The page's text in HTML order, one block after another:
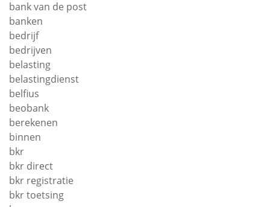
bank van de post
banken
bedrijf
bedrijven
belasting
belastingdienst
belfius
beobank
berekenen
binnen
bkr
bkr direct
bkr registratie
bkr toetsing